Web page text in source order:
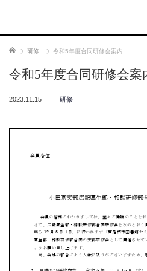
ホーム 研修 令和5年度合同研修会案内
令和5年度合同研修会案
2023.11.15 研修